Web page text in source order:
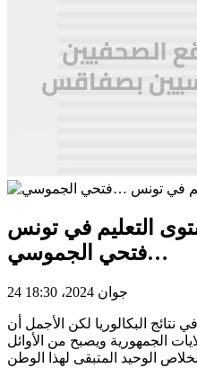
التعليم في تونس
…فتحي الجموسي
24 جوان 2024، 18:30
البكالوريا لكن الأجمل أن
الجمهورية ويصبح من الأوائل
الوحيد المتبقى لهذا الوطن